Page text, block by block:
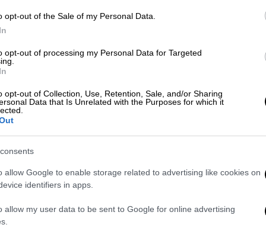
opt-out of the Sale of my Personal Data.
opt-out of processing my Personal Data for Targeted
opt-out of Collection, Use, Retention, Sale, and/or Sharing
Data that Is Unrelated with the Purposes for which it
allow Google to enable storage related to advertising like cookies on
identifiers in apps.
allow my user data to be sent to Google for online advertising
του προς την οικογένεια του
στη σχέση του με την ΚΑΕ ΠΑΟΚ και
Αναφέρει ότι, ενώ υπάρχει
κανονικά ποσά για τη χρήση της
το PAOK Sports Arena και το έμβλημα
να καταβάλλει χρήματα στον ΑΣ.
επανειλημμένες συναντήσεις χωρίς
για οικονομικές υποχρεώσεις,
Ειδική αναφορά γίνεται σε
φύλαξη) και σε αίτημα της ΚΑΕ
καθυστερήσεις, πιέσεις ενόψει
κρίση εμπιστοσύνης, ζητώντας